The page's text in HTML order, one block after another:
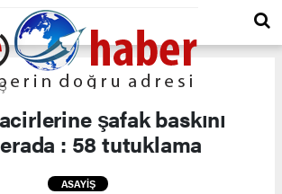
şafak baskını
: 58 tutuklama
ASAYİŞ